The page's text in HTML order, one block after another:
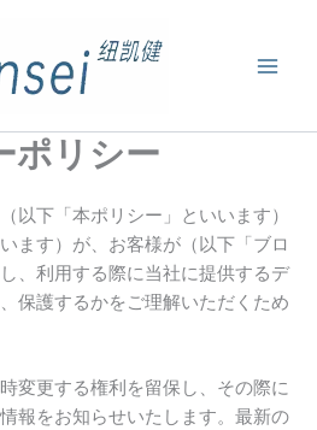
ポリシー
以下「本ポリシー」といいます）
ます）が、お客様が（以下「ブロ
、利用する際に当社に提供するデ
保護するかをご理解いただくため
変更する権利を留保し、その際に
報をお知らせいたします。最新の